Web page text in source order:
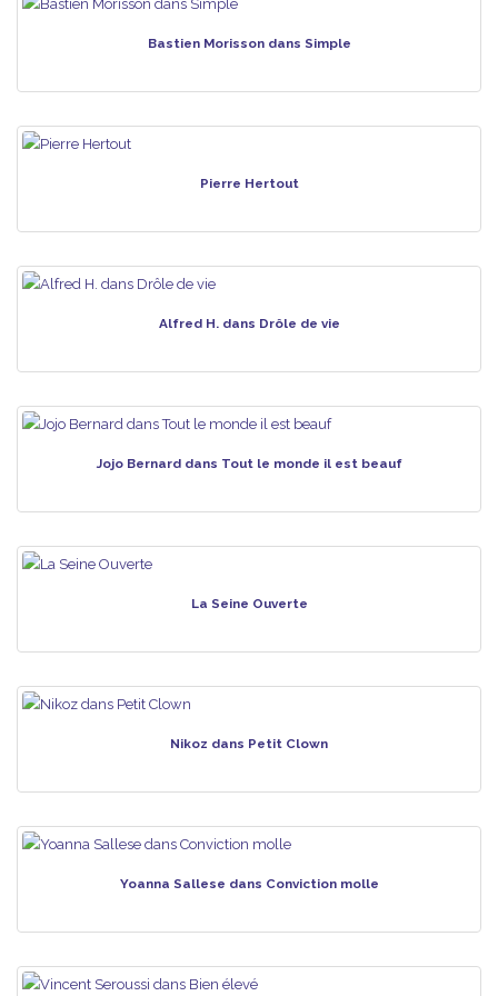
Bastien Morisson dans Simple
Pierre Hertout
Alfred H. dans Drôle de vie
Jojo Bernard dans Tout le monde il est beauf
La Seine Ouverte
Nikoz dans Petit Clown
Yoanna Sallese dans Conviction molle